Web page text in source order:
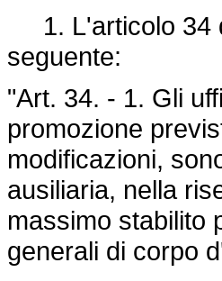
1. L'articolo 34
seguente:
"Art. 34. - 1. Gli
promozione
modificazioni,
ausiliaria, nella
massimo stabilito
generali di corpo